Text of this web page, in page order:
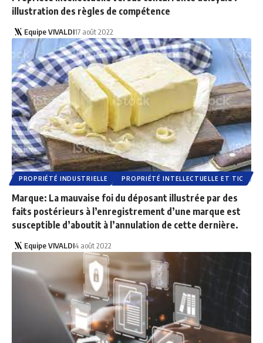
illustration des règles de compétence
Equipe VIVALDI17 août 2022
PROPRIÉTÉ INDUSTRIELLE PROPRIÉTÉ INTELLECTUELLE ET TIC
Marque: La mauvaise foi du déposant illustrée par des
faits postérieurs à l’enregistrement d’une marque est
susceptible d’aboutit à l’annulation de cette dernière.
Equipe VIVALDI4 août 2022